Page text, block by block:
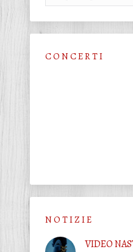
C O N C E R T I
N O T I Z I E
VIDEO